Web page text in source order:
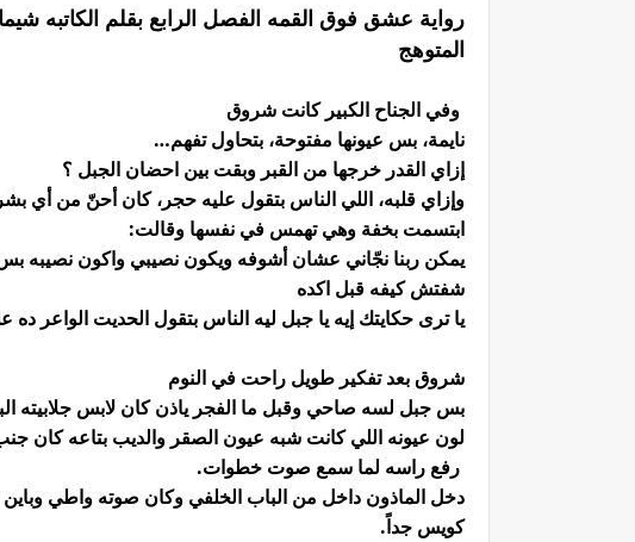
رواية عشق فوق القمه الفصل الرابع بقلم الكاتبه
المتوهج
وفي الجناح الكبير كانت شروق
نايمة، بس عيونها مفتوحة، بتحاول تفهم…
إزاي القدر خرجها من القبر وبقت بين احضان الجبل ؟
وإزاي قلبه، اللي الناس بتقول عليه حجر، كان أحنّ من أي
ابتسمت بخفة وهي تهمس في نفسها وقالت:
يمكن ربنا نجّاني عشان أشوفه ويكون نصيبي واكون نصيبه
شفتش كيفه قبل اكده
يا ترى حكايتك إيه يا جبل ليه الناس بتقول الحديت الواعر
شروق بعد تفكير طويل راحت في النوم
بس جبل لسه صاحي وقبل ما الفجر ياذن كان لابس جلابيته
لون عيونه اللي كانت شبه عيون الصقر والديب بتاعه كان
رفع راسه لما سمع صوت خطوات.
دخل الماذون داخل من الباب الخلفي وكان صوته واطي وباين
كويس جداً.